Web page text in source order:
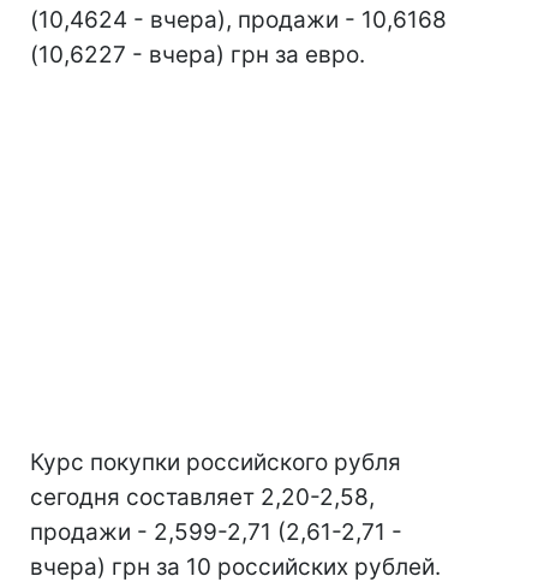
(10,4624 - вчера), продажи - 10,6168
(10,6227 - вчера) грн за евро.
Курс покупки российского рубля
сегодня составляет 2,20-2,58,
продажи - 2,599-2,71 (2,61-2,71 -
вчера) грн за 10 российских рублей.